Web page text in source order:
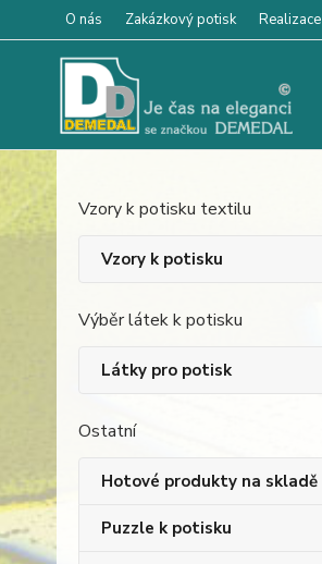
O nás Zakázkový potisk Realizace
Vzory k potisku textilu
Vzory k potisku
Výběr látek k potisku
Látky pro potisk
Ostatní
Hotové produkty na skladě
Puzzle k potisku